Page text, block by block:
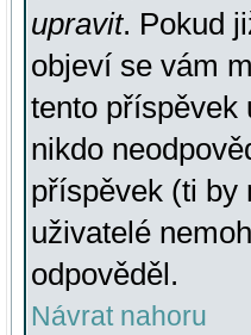
upravit. Pokud
objeví se vám
tento příspěvek
nikdo
příspěvek (ti by
uživatelé
odpověděl.
Návrat nahoru